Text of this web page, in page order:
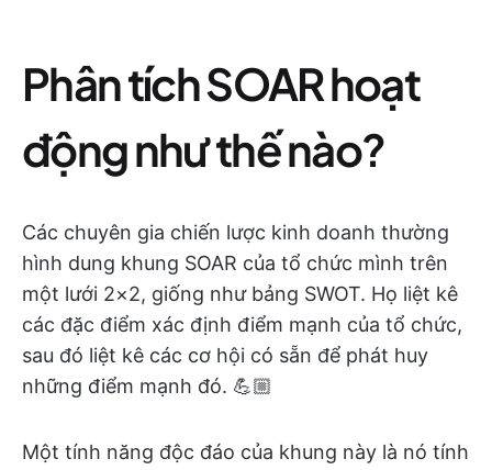
Phân tích SOAR hoạt
động như thế nào?
Các chuyên gia chiến lược kinh doanh thường
hình dung khung SOAR của tổ chức mình trên
một lưới 2×2, giống như bảng SWOT. Họ liệt kê
các đặc điểm xác định điểm mạnh của tổ chức,
sau đó liệt kê các cơ hội có sẵn để phát huy
những điểm mạnh đó. 💪🏼
Một tính năng độc đáo của khung này là nó tính